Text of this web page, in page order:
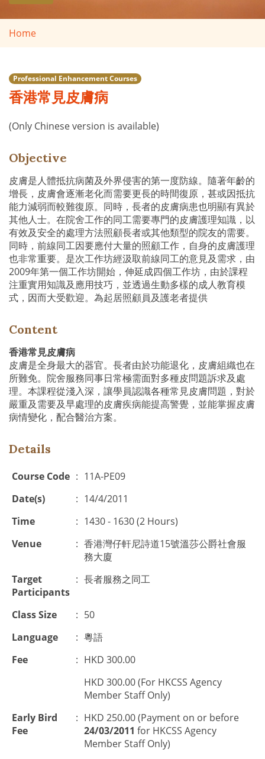
Home
Professional Enhancement Courses
香港常見皮膚病
(Only Chinese version is available)
Objective
皮膚是人體抵抗病菌及外界侵害的第一度防線。隨著年齡的
增長，皮膚會逐漸老化而需要更長的時間復原，甚或因抵抗
能力減弱而較難復原。同時，長者的皮膚病患也明顯有異於
其他人士。在院舍工作的同工需要專門的皮膚護理知識，以
有效及安全的處理方法照顧長者或其他類型的院友的需要。
同時，前線同工因要應付大量的照顧工作，自身的皮膚護理
也非常重要。是次工作坊經汲取前線同工的意見及需求，由
2009年第一個工作坊開始，伸延成四個工作坊，由於課程
注重實用知識及應用技巧，並透過生動多樣的成人教育模
式，因而大受歡迎。為起居照顧員及護老者提供
Content
香港常見皮膚病
皮膚是全身最大的器官。長者由於功能退化，皮膚組織也在
所難免。院舍服務同事日常極需面對多種皮問題訴求及處
理。本課程從淺入深，讓學員認識各種常見皮膚問題，對於
嚴重及需要及早處理的皮膚疾病能提高警覺，並能掌握皮膚
病情變化，配合醫治方案。
Details
Course Code : 11A-PE09
Date(s)
: 14/4/2011
Time
: 1430 - 1630 (2 Hours)
Venue
: 香港灣仔軒尼詩道15號溫莎公爵社會服
務大廈
Target
Participants
: 長者服務之同工
Class Size : 50
Language
: 粵語
Fee
: HKD 300.00
HKD 300.00 (For HKCSS Agency
Member Staff Only)
Early Bird
Fee
: HKD 250.00 (Payment on or before
24/03/2011 for HKCSS Agency
Member Staff Only)